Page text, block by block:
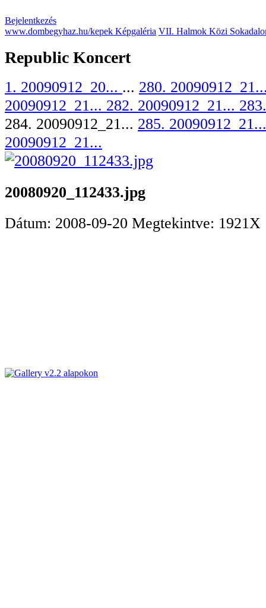
Bejelentkezés
www.dombegyhaz.hu/kepek Képgaléria VII. Halmok Közi
Republic Koncert
1. 20090912_20... ... 280.
20090912_21... 282. 20090912_21...
284. 20090912_21... 285.
20090912_21...
20080920_112433.jpg
Dátum: 2008-09-20 Megtekintve: 1921X